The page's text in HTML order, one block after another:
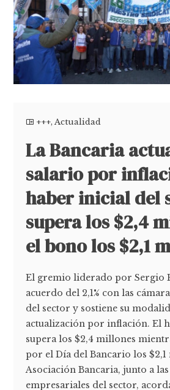
+++,Actualidad
La Bancaria
salario por
haber inicial del
supera los $2,4
el bono los $2,1
El gremio liderado por Sergio
acuerdo del 2,1% con las
del sector y sostiene su
actualización por inflación. El
supera los $2,4 millones
por el Día del Bancario los
Asociación Bancaria, junto a
empresariales del sector,